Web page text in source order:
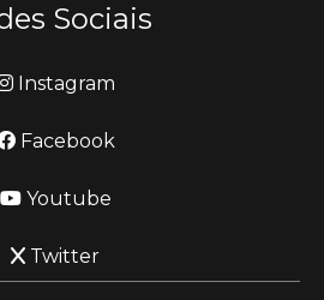
Sociais
Instagram
Facebook
Youtube
Twitter